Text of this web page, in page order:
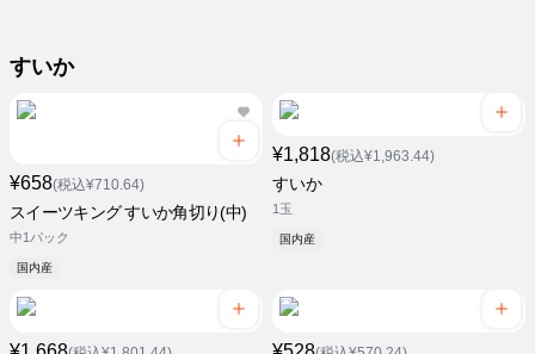
すいか
¥658(税込¥710.64)
スイーツキング すいか角切り(中)
中1パック
国内産
¥1,818(税込¥1,963.44)
すいか
1玉
国内産